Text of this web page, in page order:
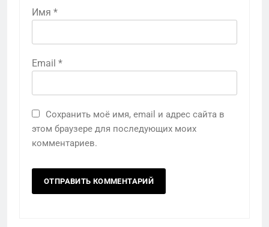
Имя *
Email *
Сохранить моё имя, email и адрес сайта в
этом браузере для последующих моих
комментариев.